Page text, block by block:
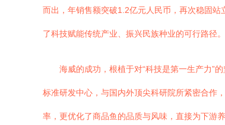
而出，年销售额突破1.2亿元人民币，再次稳固
了科技赋能传统产业、振兴民族种业的可行路径。
海威的成功，根植于对“科技是第一生产力”
标准研发中心，与国内外顶尖科研院所紧密合作
率，更优化了商品鱼的品质与风味，直接为下游